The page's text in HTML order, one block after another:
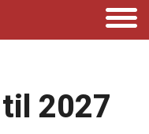
2027